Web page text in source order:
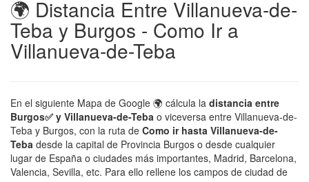
🌍 Distancia Entre Villanueva-de-
Teba y Burgos - Como Ir a
Villanueva-de-Teba
En el siguiente Mapa de Google 🌍 cálcula la distancia entre
Burgos✅ y Villanueva-de-Teba o viceversa entre Villanueva-de-
Teba y Burgos, con la ruta de Como ir hasta Villanueva-de-
Teba desde la capital de Provincia Burgos o desde cualquier
lugar de España o ciudades más importantes, Madrid, Barcelona,
Valencia, Sevilla, etc. Para ello rellene los campos de ciudad de